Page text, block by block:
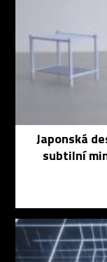
Japonská
subtilní